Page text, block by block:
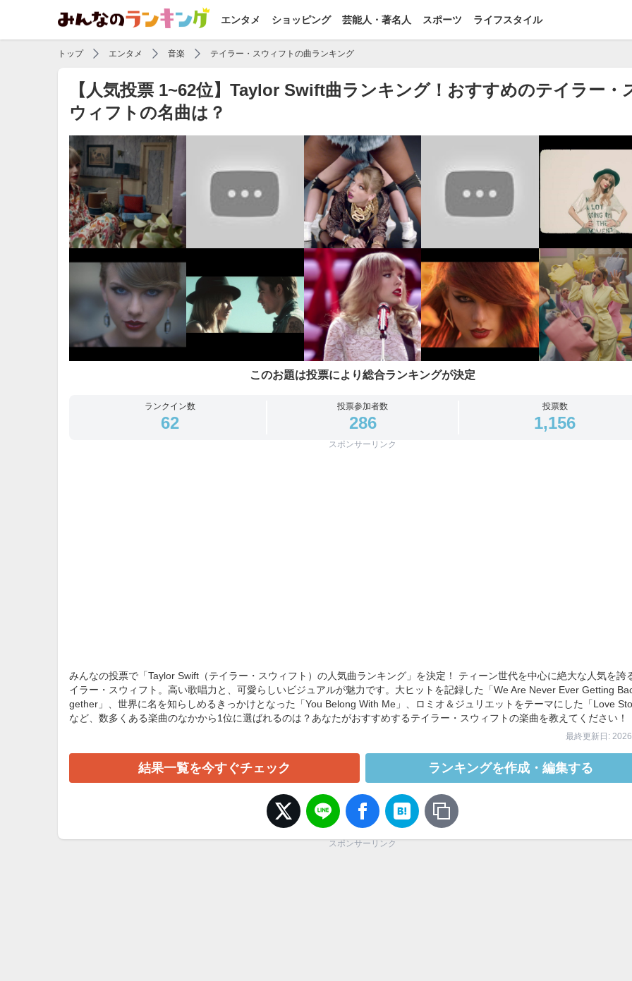
エンタメ ショッピング 芸能人・著名人 スポーツ ライフスタイル
トップ エンタメ 音楽 テイラー・スウィフトの曲ランキング
【人気投票 1~62位】Taylor Swift曲ランキング！おすすめのテイラー・
ウィフトの名曲は？
このお題は投票により総合ランキングが決定
ランクイン数
62
投票参加者数
286
投票数
1,156
スポンサーリンク
みんなの投票で「Taylor Swift（テイラー・スウィフト）の人気曲ランキング」を決定！ ティーン世代を中心に絶大な人気を誇
イラー・スウィフト。高い歌唱力と、可愛らしいビジュアルが魅力です。大ヒットを記録した「We Are Never Ever Getting
gether」、世界に名を知らしめるきっかけとなった「You Belong With Me」、ロミオ＆ジュリエットをテーマにした「Love
など、数多くある楽曲のなかから1位に選ばれるのは？あなたがおすすめするテイラー・スウィフトの楽曲を教えてください！
最終更新日:
結果一覧を今すぐチェック ランキングを作成・編集する
スポンサーリンク